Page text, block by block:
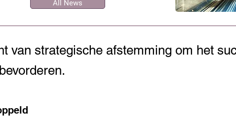
All News
van strategische afstemming om het